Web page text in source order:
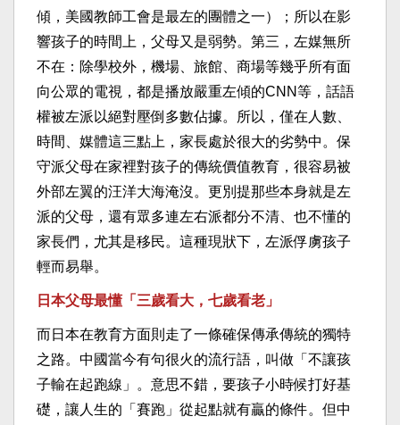
傾，美國教師工會是最左的團體之一）；所以在影
響孩子的時間上，父母又是弱勢。第三，左媒無所
不在：除學校外，機場、旅館、商場等幾乎所有面
向公眾的電視，都是播放嚴重左傾的CNN等，話語
權被左派以絕對壓倒多數佔據。所以，僅在人數、
時間、媒體這三點上，家長處於很大的劣勢中。保
守派父母在家裡對孩子的傳統價值教育，很容易被
外部左翼的汪洋大海淹沒。更別提那些本身就是左
派的父母，還有眾多連左右派都分不清、也不懂的
家長們，尤其是移民。這種現狀下，左派俘虜孩子
輕而易舉。
日本父母最懂「三歲看大，七歲看老」
而日本在教育方面則走了一條確保傳承傳統的獨特
之路。中國當今有句很火的流行語，叫做「不讓孩
子輸在起跑線」。意思不錯，要孩子小時候打好基
礎，讓人生的「賽跑」從起點就有贏的條件。但中